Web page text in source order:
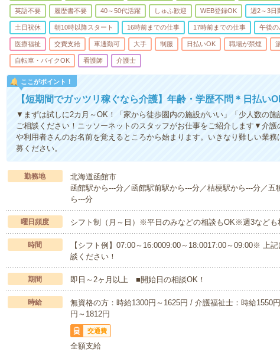
英語不要 履歴書不要 40～50代活躍 しゅふ歓迎 WEB登録OK 週2～3日
土日祝休 朝10時以降スタート 16時前までの仕事 17時前までの仕事 午後の
医療福祉 交費支給 車通勤可 大手 制服 日払いOK 職場が禁煙
自転車・バイクOK 看護師 介護士
ここがポイント！
【短期間でガッツリ稼ぐなら介護】年齢・学歴不問＊日払い
▼まずは試しに2カ月～OK！「家から徒歩圏内の施設がいい」「少人数の
ご相談ください！ニッソーネットのスタッフがお仕事をご紹介します▼介護
や利用者さんのお名前を覚えるところから始まります。いきなり難しい業
募ください。
勤務地
北海道函館市
函館駅から---分／函館駅前駅から---分／桔梗駅から---分／
ら---分
曜日頻度 シフト制（月～日）※平日のみなどの相談もOK※週3なども
時間
【シフト例】07:00～16:0009:00～18:0017:00～09:00※ 上
談ください！
期間 即日～2ヶ月以上 ■開始日の相談OK！
時給
無資格の方：時給1300円～1625円 / 介護福祉士：時給1550
円～1812円
交通費
全額支給